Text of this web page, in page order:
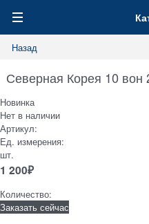
Назад
Северная Корея 10
Новинка
Нет в наличии
Артикул:
Ед. измерения:
шт.
1 200₽
Количество:
Заказать сейчас